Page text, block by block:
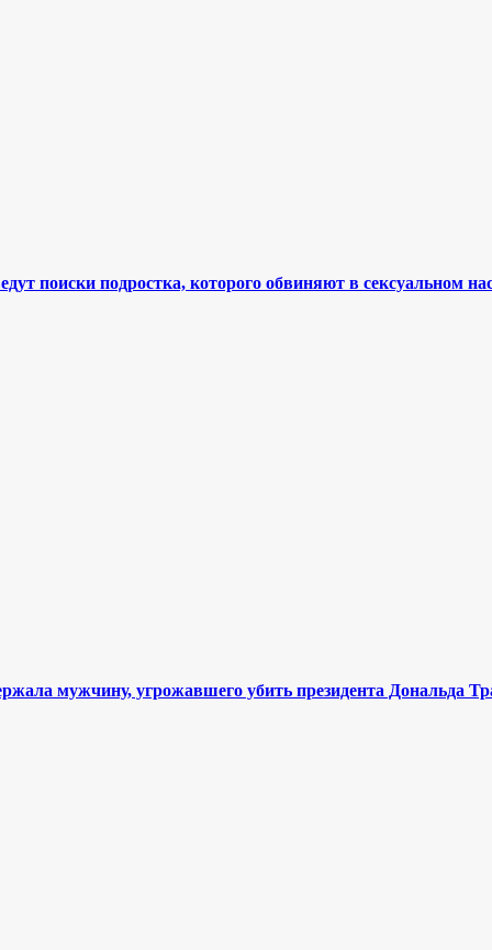
поиски подростка, которого обвиняют в сексуальном
мужчину, угрожавшего убить президента Дональда